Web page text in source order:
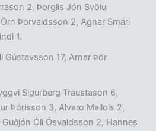
2, Þorgils Jón Svölu
Þorvaldsson 2, Agnar Smári
1.
Gústavsson 17, Arnar Þór
Sigurberg Traustason 6,
Þórisson 3, Alvaro Mallols 2,
Óli Ósvaldsson 2, Hannes